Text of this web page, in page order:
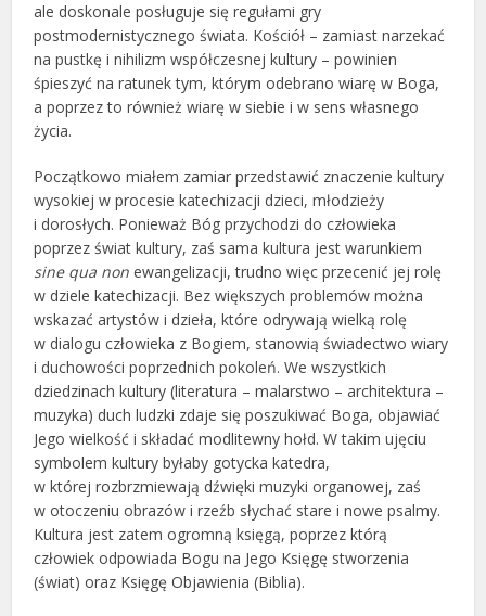
ale doskonale posługuje się regułami gry
postmodernistycznego świata. Kościół – zamiast narzekać
na pustkę i nihilizm współczesnej kultury – powinien
śpieszyć na ratunek tym, którym odebrano wiarę w Boga,
a poprzez to również wiarę w siebie i w sens własnego
życia.
Początkowo miałem zamiar przedstawić znaczenie kultury
wysokiej w procesie katechizacji dzieci, młodzieży
i dorosłych. Ponieważ Bóg przychodzi do człowieka
poprzez świat kultury, zaś sama kultura jest warunkiem
sine qua non ewangelizacji, trudno więc przecenić jej rolę
w dziele katechizacji. Bez większych problemów można
wskazać artystów i dzieła, które odrywają wielką rolę
w dialogu człowieka z Bogiem, stanowią świadectwo wiary
i duchowości poprzednich pokoleń. We wszystkich
dziedzinach kultury (literatura – malarstwo – architektura –
muzyka) duch ludzki zdaje się poszukiwać Boga, objawiać
Jego wielkość i składać modlitewny hołd. W takim ujęciu
symbolem kultury byłaby gotycka katedra,
w której rozbrzmiewają dźwięki muzyki organowej, zaś
w otoczeniu obrazów i rzeźb słychać stare i nowe psalmy.
Kultura jest zatem ogromną księgą, poprzez którą
człowiek odpowiada Bogu na Jego Księgę stworzenia
(świat) oraz Księgę Objawienia (Biblia).